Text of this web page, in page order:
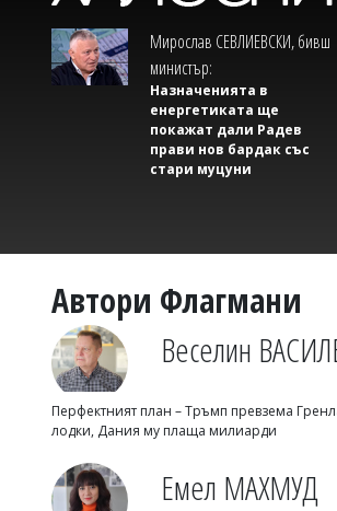
Мирослав СЕВЛИЕВСКИ, бивш
министър:
Назначенията в
енергетиката ще
покажат дали Радев
прави нов бардак със
стари муцуни
Автори Флагмани
Веселин
Перфектният план – Тръмп превзема
лодки, Дания му плаща милиарди
Емел МАХМУД